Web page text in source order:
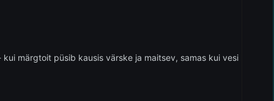
märgtoit püsib kausis värske ja maitsev, samas kui vesi